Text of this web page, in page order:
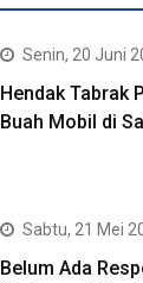
Senin, 20 Juni
Hendak Tabrak
Buah Mobil di
Sabtu, 21 Mei
Belum Ada